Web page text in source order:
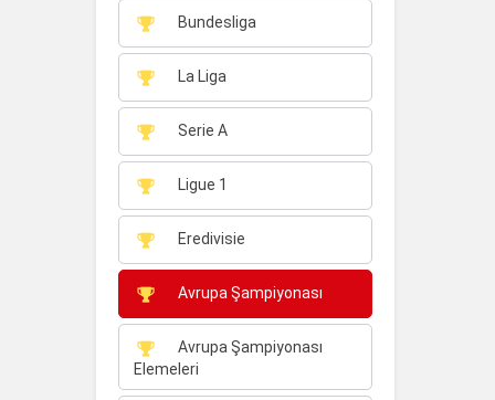
Bundesliga
La Liga
Serie A
Ligue 1
Eredivisie
Avrupa Şampiyonası
Avrupa Şampiyonası
Elemeleri